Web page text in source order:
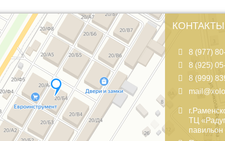
КОНТАКТЫ
8 (977)
8 (925)
8 (999)
ТЦ
павильон